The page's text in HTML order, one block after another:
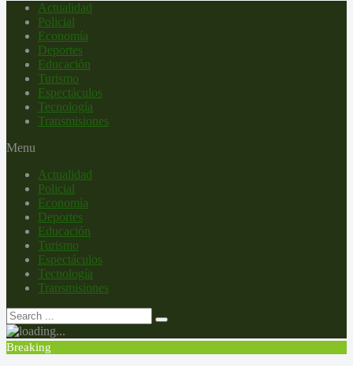
Actualidad
Policial
Economía
Deportes
Educación
Turismo
Espectáculos
Tecnología
Transmisiones
Menu
Actualidad
Policial
Economía
Deportes
Educación
Turismo
Espectáculos
Tecnología
Transmisiones
Breaking